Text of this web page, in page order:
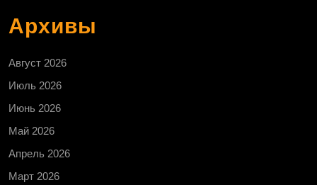
Архивы
Август 2026
Июль 2026
Июнь 2026
Май 2026
Апрель 2026
Март 2026